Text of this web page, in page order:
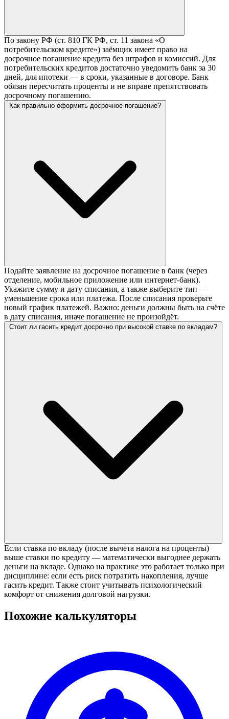
По закону РФ (ст. 810 ГК РФ, ст. 11 закона «О
потребительском кредите») заёмщик имеет право на
досрочное погашение кредита без штрафов и комиссий. Для
потребительских кредитов достаточно уведомить банк за 30
дней, для ипотеки — в сроки, указанные в договоре. Банк
обязан пересчитать проценты и не вправе препятствовать
досрочному погашению.
Как правильно оформить досрочное погашение?
Подайте заявление на досрочное погашение в банк (через
отделение, мобильное приложение или интернет-банк).
Укажите сумму и дату списания, а также выберите тип —
уменьшение срока или платежа. После списания проверьте
новый график платежей. Важно: деньги должны быть на счёте
в дату списания, иначе погашение не произойдёт.
Стоит ли гасить кредит досрочно при высокой ставке по вкладам?
Если ставка по вкладу (после вычета налога на проценты)
выше ставки по кредиту — математически выгоднее держать
деньги на вкладе. Однако на практике это работает только при
дисциплине: если есть риск потратить накопления, лучше
гасить кредит. Также стоит учитывать психологический
комфорт от снижения долговой нагрузки.
Похожие калькуляторы